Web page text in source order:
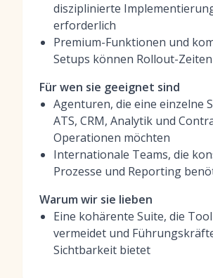
disziplinierte
erforderlich
Premium-Funktionen und
Setups können Rollout-
Für wen sie geeignet sind
Agenturen, die eine einzelne
ATS, CRM, Analytik und
Operationen möchten
Internationale Teams, die
Prozesse und Reporting
Warum wir sie lieben
Eine kohärente Suite, die
vermeidet und
Sichtbarkeit bietet